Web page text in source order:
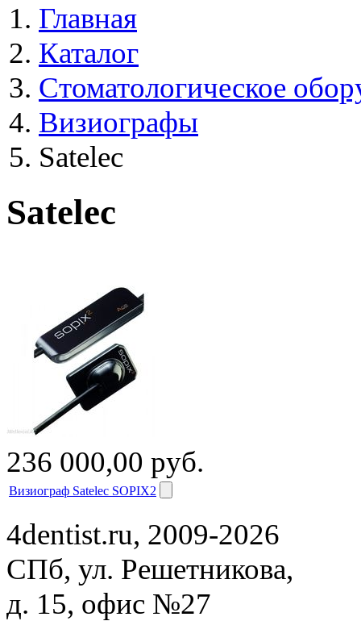
Главная
Каталог
Стоматологическое
Визиографы
Satelec
Satelec
236 000,00 руб.
Визиограф Satelec SOPIX2
4dentist.ru, 2009-2026
СПб, ул. Решетникова,
д. 15, офис №27